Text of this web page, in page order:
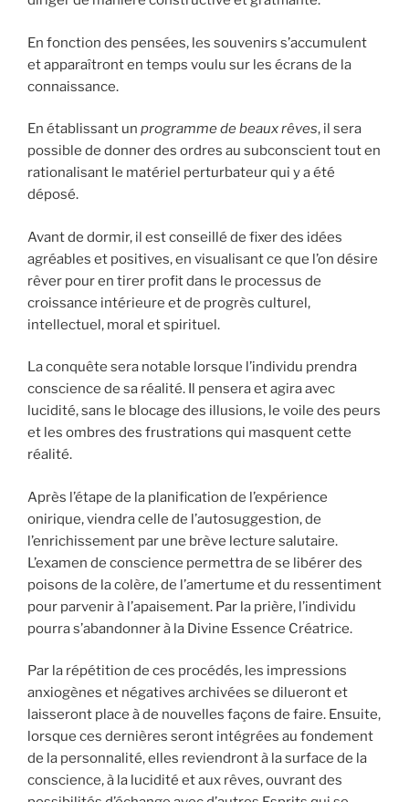
En fonction des pensées, les souvenirs s’accumulent
et apparaîtront en temps voulu sur les écrans de la
connaissance.
En établissant un programme de beaux rêves, il sera
possible de donner des ordres au subconscient tout en
rationalisant le matériel perturbateur qui y a été
déposé.
Avant de dormir, il est conseillé de fixer des idées
agréables et positives, en visualisant ce que l’on désire
rêver pour en tirer profit dans le processus de
croissance intérieure et de progrès culturel,
intellectuel, moral et spirituel.
La conquête sera notable lorsque l’individu prendra
conscience de sa réalité. Il pensera et agira avec
lucidité, sans le blocage des illusions, le voile des peurs
et les ombres des frustrations qui masquent cette
réalité.
Après l’étape de la planification de l’expérience
onirique, viendra celle de l’autosuggestion, de
l’enrichissement par une brève lecture salutaire.
L’examen de conscience permettra de se libérer des
poisons de la colère, de l’amertume et du ressentiment
pour parvenir à l’apaisement. Par la prière, l’individu
pourra s’abandonner à la Divine Essence Créatrice.
Par la répétition de ces procédés, les impressions
anxiogènes et négatives archivées se dilueront et
laisseront place à de nouvelles façons de faire. Ensuite,
lorsque ces dernières seront intégrées au fondement
de la personnalité, elles reviendront à la surface de la
conscience, à la lucidité et aux rêves, ouvrant des